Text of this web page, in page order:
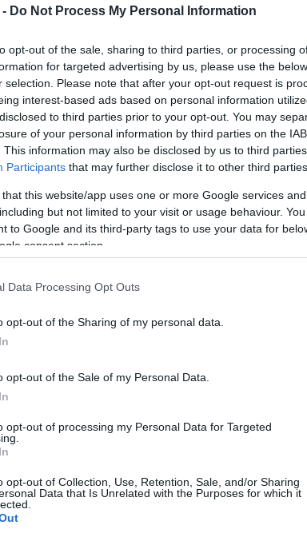
Do Not Process My Personal Information
opt-out of the sale, sharing to third parties, or processing
for targeted advertising by us, please use the
selection. Please note that after your opt-out request is
interest-based ads based on personal information
to third parties prior to your opt-out. You may
of your personal information by third parties on the
This information may also be disclosed by us to third
Participants that may further disclose it to other third parties.
that this website/app uses one or more Google services
but not limited to your visit or usage behaviour.
to Google and its third-party tags to use your data for
consent section.
Data Processing Opt Outs
opt-out of the Sharing of my personal data.
opt-out of the Sale of my Personal Data.
opt-out of processing my Personal Data for Targeted
opt-out of Collection, Use, Retention, Sale, and/or Sharing
Data that Is Unrelated with the Purposes for which it
Κέρκυρα και Ζάκυνθο για αδικήματα παράνομης
περί λειτουργίας καταστημάτων
του διαβατηριακού ελέγχου, συνελήφθη
Κέρκυρας ένας 28χρονος. Ο
σε πτήση με προορισμό το Βέλγιο, κάνοντας
στον Εισαγγελέα Πλημμελειοδικών Κέρκυρας.
ζωής των πολιτών και της τήρησης του
τρεις ακόμη συλλήψεις σε
ωραρίου μουσικής.
(ιδιοκτήτης και υπεύθυνος, κατά περίπτωση)
αναπαρήγαγαν μουσική που υπερέβαινε το
ενός καταστήματος για παραβίαση του ωραρίου
της Ομάδας Πρόληψης και Καταστολής
ναρκωτικών δισκίων, για τα οποία απαιτείται